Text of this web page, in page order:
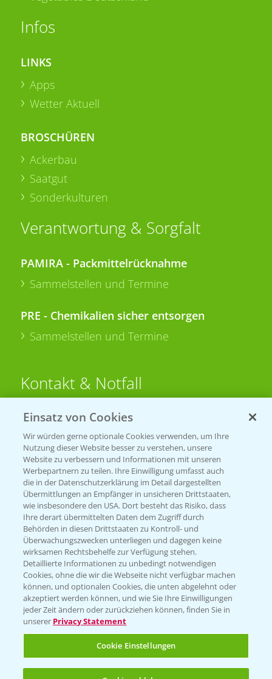
Infos
LINKS
Apps
Wetter Aktuell
BROSCHÜREN
Ackerbau
Saatgut
Sonderkulturen
Verantwortung & Sorgfalt
PAMIRA - Packmittelrücknahme
Sammelstellen und Termine
PRE - Chemikalien sicher entsorgen
Sammelstellen und Termine
Kontakt & Notfall
Beratung auf WhatsApp
T.+49 (0)174 346 564 1
KONTAKT
Hilfe in Notfällen
T.+49 (0)214/30-20220
Folgen Sie uns
Einsatz von Cookies
Wir würden gerne optionale Cookies verwenden, um Ihre
Nutzung dieser Website besser zu verstehen, unsere
Website zu verbessern und Informationen mit unseren
Werbepartnern zu teilen. Ihre Einwilligung umfasst auch
die in der Datenschutzerklärung im Detail dargestellten
Übermittlungen an Empfänger in unsicheren Drittstaaten,
wie insbesondere den USA. Dort besteht das Risiko, dass
Ihre derart übermittelten Daten dem Zugriff durch
Behörden in diesen Drittstaaten zu Kontroll- und
Überwachungszwecken unterliegen und dagegen keine
wirksamen Rechtsbehelfe zur Verfügung stehen.
Detaillierte Informationen zu unbedingt notwendigen
Cookies, ohne die wir die Webseite nicht verfügbar machen
können, und optionalen Cookies, die unten abgelehnt oder
akzeptiert werden können, und wie Sie Ihre Einwilligungen
jeder Zeit ändern oder zurückziehen können, finden Sie in
unserer Privacy Statement
Cookie Einstellungen